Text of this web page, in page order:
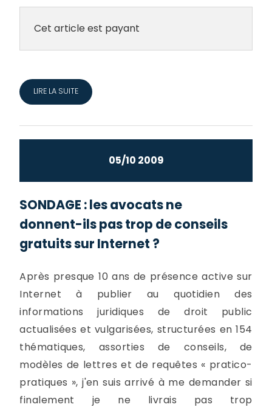
Cet article est payant
LIRE LA SUITE
05/10 2009
SONDAGE : les avocats ne
donnent-­ils pas trop de conseils
gratuits sur Internet ?
Après presque 10 ans de présence active sur
Internet à publier au quotidien des
informations juridiques de droit public
actualisées et vulgarisées, structurées en 154
thématiques, assorties de conseils, de
modèles de lettres et de requêtes « pratico-
pratiques », j'en suis arrivé à me demander si
finalement je ne livrais pas trop